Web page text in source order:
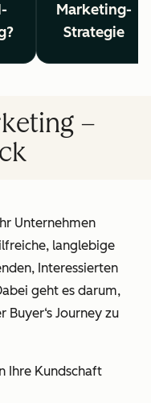
Marketing-
Strategie
–
Unternehmen
langlebige
Interessierten
geht es darum,
Buyer‘s Journey zu
Ihre Kundschaft